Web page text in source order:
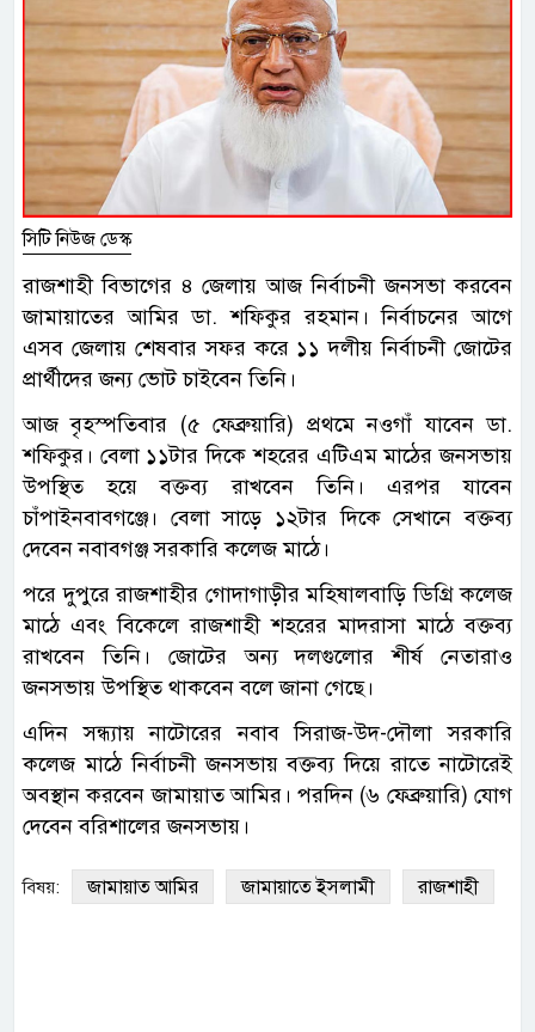
সিটি নিউজ ডেস্ক
রাজশাহী বিভাগের ৪ জেলায় আজ নির্বাচনী জনসভা করবেন
জামায়াতের আমির ডা. শফিকুর রহমান। নির্বাচনের আগে
এসব জেলায় শেষবার সফর করে ১১ দলীয় নির্বাচনী জোটের
প্রার্থীদের জন্য ভোট চাইবেন তিনি।
আজ বৃহস্পতিবার (৫ ফেব্রুয়ারি) প্রথমে নওগাঁ যাবেন ডা.
শফিকুর। বেলা ১১টার দিকে শহরের এটিএম মাঠের জনসভায়
উপস্থিত হয়ে বক্তব্য রাখবেন তিনি। এরপর যাবেন
চাঁপাইনবাবগঞ্জে। বেলা সাড়ে ১২টার দিকে সেখানে বক্তব্য
দেবেন নবাবগঞ্জ সরকারি কলেজ মাঠে।
পরে দুপুরে রাজশাহীর গোদাগাড়ীর মহিষালবাড়ি ডিগ্রি কলেজ
মাঠে এবং বিকেলে রাজশাহী শহরের মাদরাসা মাঠে বক্তব্য
রাখবেন তিনি। জোটের অন্য দলগুলোর শীর্ষ নেতারাও
জনসভায় উপস্থিত থাকবেন বলে জানা গেছে।
এদিন সন্ধ্যায় নাটোরের নবাব সিরাজ-উদ-দৌলা সরকারি
কলেজ মাঠে নির্বাচনী জনসভায় বক্তব্য দিয়ে রাতে নাটোরেই
অবস্থান করবেন জামায়াত আমির। পরদিন (৬ ফেব্রুয়ারি) যোগ
দেবেন বরিশালের জনসভায়।
বিষয়: জামায়াত আমির জামায়াতে ইসলামী রাজশাহী